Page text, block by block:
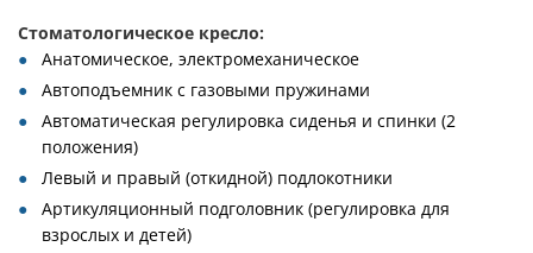
Стоматологическое кресло:
Анатомическое, электромеханическое
Автоподъемник с газовыми пружинами
Автоматическая регулировка сиденья и спинки (2
положения)
Левый и правый (откидной) подлокотники
Артикуляционный подголовник (регулировка для
взрослых и детей)